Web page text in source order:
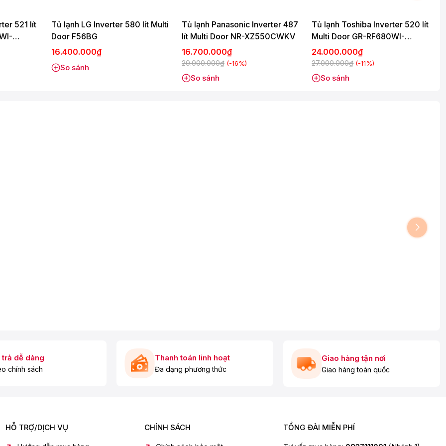
-2℃, 0℃, 3℃)
521 lít
Tủ lạnh LG Inverter 580 lít Multi
Door F56BG
16.400.000₫
So sánh
Tủ lạnh Panasonic Inverter 487
lít Multi Door NR-XZ550CWKV
16.700.000₫
20.000.000₫ (-16%)
So sánh
Tủ lạnh Toshiba Inverter 520 lít
Multi Door GR-RF680WI-
PGV(D4)
24.000.000₫
27.000.000₫ (-11%)
So sánh
dễ dàng
chính sách
Thanh toán linh hoạt
Đa dạng phương thức
Giao hàng tận nơi
Giao hàng toàn quốc
HỖ TRỢ/DỊCH VỤ CHÍNH SÁCH TỔNG ĐÀI MIỄN PHÍ